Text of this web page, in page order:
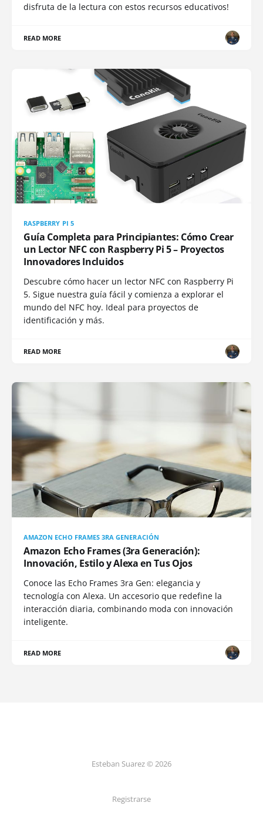
disfruta de la lectura con estos recursos educativos!
READ MORE
RASPBERRY PI 5
Guía Completa para Principiantes: Cómo Crear
un Lector NFC con Raspberry Pi 5 – Proyectos
Innovadores Incluidos
Descubre cómo hacer un lector NFC con Raspberry Pi
5. Sigue nuestra guía fácil y comienza a explorar el
mundo del NFC hoy. Ideal para proyectos de
identificación y más.
READ MORE
AMAZON ECHO FRAMES 3RA GENERACIÓN
Amazon Echo Frames (3ra Generación):
Innovación, Estilo y Alexa en Tus Ojos
Conoce las Echo Frames 3ra Gen: elegancia y
tecnología con Alexa. Un accesorio que redefine la
interacción diaria, combinando moda con innovación
inteligente.
READ MORE
Esteban Suarez © 2026
Registrarse